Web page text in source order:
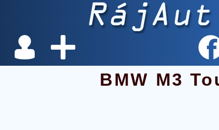
BMW M3